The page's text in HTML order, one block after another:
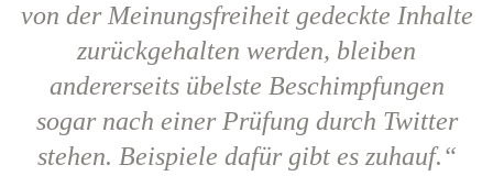
von der Meinungsfreiheit gedeckte Inhalte
zurückgehalten werden, bleiben
andererseits übelste Beschimpfungen
sogar nach einer Prüfung durch Twitter
stehen. Beispiele dafür gibt es zuhauf.“